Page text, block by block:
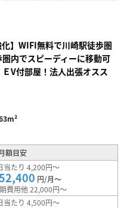
化】WIFI無料で川崎駅徒歩圏
内でスピーディーに移動可
V付部屋！法人出張オスス
額目安
当たり 4,200円～
円/月～
費用他 22,000円～
当たり 4,500円～